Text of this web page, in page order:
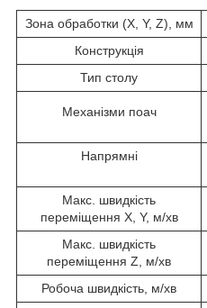
Зона обработки (X, Y, Z), мм
Конструкція
Тип столу
Механізми поач
Напрямні
Макс. швидкість
переміщення X, Y, м/хв
Макс. швидкість
переміщення Z, м/хв
Робоча швидкість, м/хв